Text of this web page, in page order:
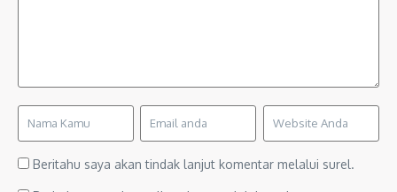
Beritahu saya akan tindak lanjut komentar melalui surel.